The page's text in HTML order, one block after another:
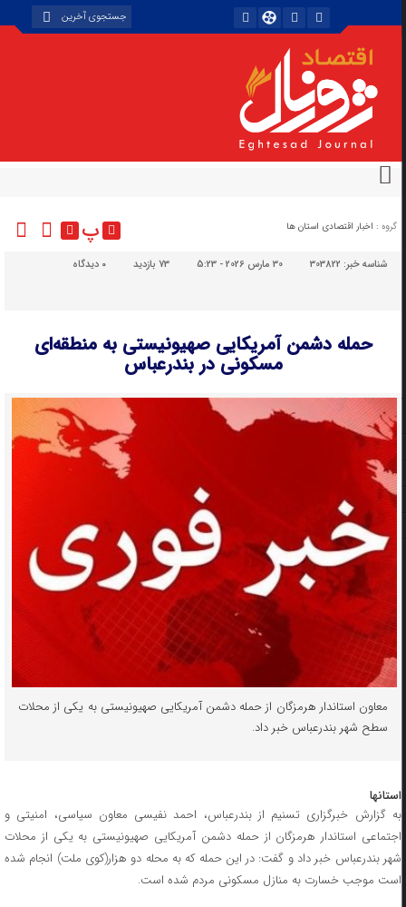
گروه : اخبار اقتصادی استان ها پ
شناسه خبر:303822 30 مارس 2026 - 5:23 73 بازدید دیدگاه
حمله دشمن آمریکایی صهیونیستی به منطقه‌ای
مسکونی در بندرعباس
معاون استاندار هرمزگان از حمله دشمن آمریکایی صهیونیستی به یکی از محلات
سطح شهر بندرعباس خبر داد.
استانها
به گزارش خبرگزاری تسنیم از بندرعباس، احمد نفیسی معاون سیاسی، امنیتی و
اجتماعی استاندار هرمزگان از حمله دشمن آمریکایی صهیونیستی به یکی از محلات
شهر بندرعباس خبر داد و گفت: در این حمله که به محله دو هزار(کوی ملت) انجام شده
است موجب خسارت به منازل مسکونی مردم شده است.